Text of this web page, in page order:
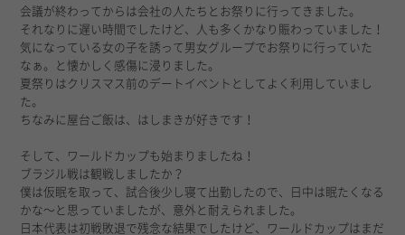
会議が終わってからは会社の人たちとお祭りに行ってきました。
それなりに遅い時間でしたけど、人も多くかなり賑わっていました！
気になっている女の子を誘って男女グループでお祭りに行っていた
なぁ。と懐かしく感傷に浸りました。
夏祭りはクリスマス前のデートイベントとしてよく利用していまし
た。
ちなみに屋台ご飯は、はしまきが好きです！
そして、ワールドカップも始まりましたね！
ブラジル戦は観戦しましたか？
僕は仮眠を取って、試合後少し寝て出勤したので、日中は眠たくなる
かな〜と思っていましたが、意外と耐えられました。
日本代表は初戦敗退で残念な結果でしたけど、ワールドカップはまだ